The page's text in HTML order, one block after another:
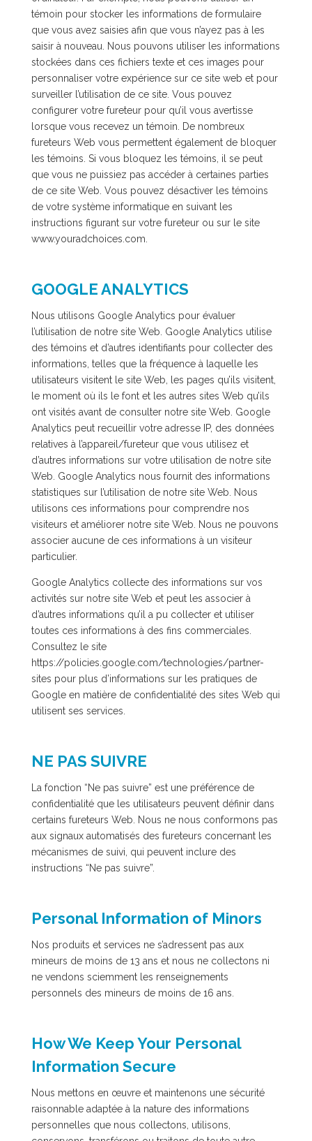
témoin pour stocker les informations de formulaire
que vous avez saisies afin que vous n’ayez pas à les
saisir à nouveau. Nous pouvons utiliser les informations
stockées dans ces fichiers texte et ces images pour
personnaliser votre expérience sur ce site web et pour
surveiller l’utilisation de ce site. Vous pouvez
configurer votre fureteur pour qu’il vous avertisse
lorsque vous recevez un témoin. De nombreux
fureteurs Web vous permettent également de bloquer
les témoins. Si vous bloquez les témoins, il se peut
que vous ne puissiez pas accéder à certaines parties
de ce site Web. Vous pouvez désactiver les témoins
de votre système informatique en suivant les
instructions figurant sur votre fureteur ou sur le site
www.youradchoices.com.
GOOGLE ANALYTICS
Nous utilisons Google Analytics pour évaluer
l’utilisation de notre site Web. Google Analytics utilise
des témoins et d’autres identifiants pour collecter des
informations, telles que la fréquence à laquelle les
utilisateurs visitent le site Web, les pages qu’ils visitent,
le moment où ils le font et les autres sites Web qu’ils
ont visités avant de consulter notre site Web. Google
Analytics peut recueillir votre adresse IP, des données
relatives à l’appareil/fureteur que vous utilisez et
d’autres informations sur votre utilisation de notre site
Web. Google Analytics nous fournit des informations
statistiques sur l’utilisation de notre site Web. Nous
utilisons ces informations pour comprendre nos
visiteurs et améliorer notre site Web. Nous ne pouvons
associer aucune de ces informations à un visiteur
particulier.
Google Analytics collecte des informations sur vos
activités sur notre site Web et peut les associer à
d’autres informations qu’il a pu collecter et utiliser
toutes ces informations à des fins commerciales.
Consultez le site
https://policies.google.com/technologies/partner-
sites pour plus d’informations sur les pratiques de
Google en matière de confidentialité des sites Web qui
utilisent ses services.
NE PAS SUIVRE
La fonction “Ne pas suivre” est une préférence de
confidentialité que les utilisateurs peuvent définir dans
certains fureteurs Web. Nous ne nous conformons pas
aux signaux automatisés des fureteurs concernant les
mécanismes de suivi, qui peuvent inclure des
instructions “Ne pas suivre”.
Personal Information of Minors
Nos produits et services ne s’adressent pas aux
mineurs de moins de 13 ans et nous ne collectons ni
ne vendons sciemment les renseignements
personnels des mineurs de moins de 16 ans.
How We Keep Your Personal
Information Secure
Nous mettons en œuvre et maintenons une sécurité
raisonnable adaptée à la nature des informations
personnelles que nous collectons, utilisons,